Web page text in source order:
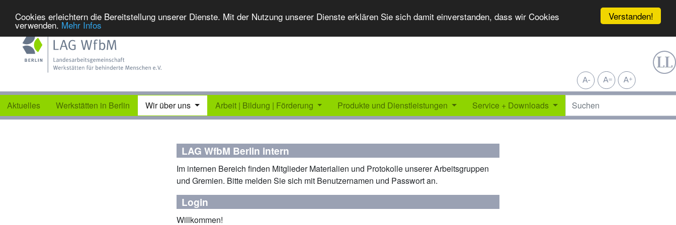
Verstanden!
Cookies erleichtern die Bereitstellung unserer Dienste. Mit der Nutzung unserer Dienste erklären Sie sich damit einverstanden, dass wir Cookies
verwenden. Mehr Infos
Aktuelles Werkstätten in Berlin Wir über uns Arbeit | Bildung | Förderung Produkte und Dienstleistungen Service + Downloads
LAG WfbM Berlin intern
Im internen Bereich finden Mitglieder Materialien und Protokolle unserer Arbeitsgruppen
und Gremien. Bitte melden Sie sich mit Benutzernamen und Passwort an.
Login
Willkommen!